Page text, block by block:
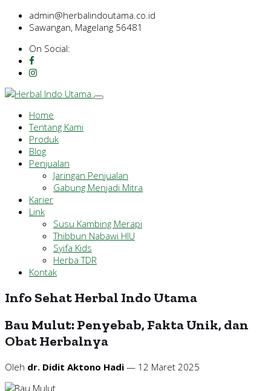
admin@herbalindoutama.co.id
Sawangan, Magelang 56481
On Social:
Home
Tentang Kami
Produk
Blog
Penjualan
Jaringan Penjualan
Gabung Menjadi Mitra
Karier
Link
Susu Kambing Merapi
Thibbun Nabawi HIU
Syifa Kids
Herba TDR
Kontak
Info Sehat Herbal Indo Utama
Bau Mulut: Penyebab, Fakta Unik, dan
Obat Herbalnya
Oleh dr. Didit Aktono Hadi — 12 Maret 2025